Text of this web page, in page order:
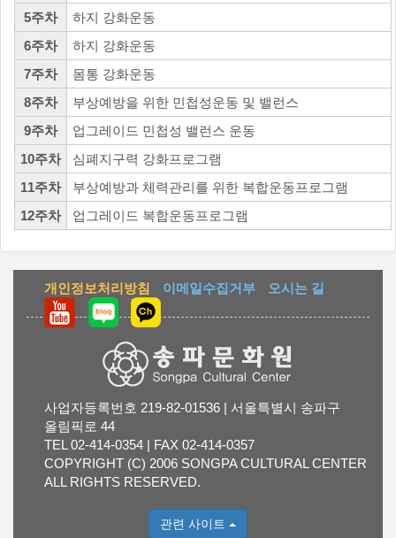
5주차
하지 강화운동
6주차
하지 강화운동
7주차
몸통 강화운동
8주차
부상예방을 위한 민첩성운동 및 밸런스
9주차
업그레이드 민첩성 밸런스 운동
10주차
심폐지구력 강화프로그램
11주차
부상예방과 체력관리를 위한 복합운동프로그램
12주차
업그레이드 복합운동프로그램
개인정보처리방침 이메일수집거부 오시는 길
사업자등록번호 219-82-01536 | 서울특별시 송파구
올림픽로 44
TEL 02-414-0354 | FAX 02-414-0357
COPYRIGHT (C) 2006 SONGPA CULTURAL CENTER
ALL RIGHTS RESERVED.
관련 사이트